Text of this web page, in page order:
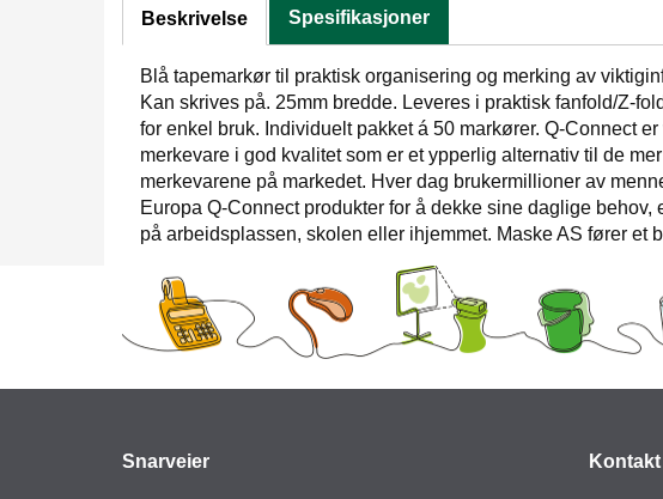
Beskrivelse Spesifikasjoner
Blå tapemarkør til praktisk organisering og merking av
Kan skrives på. 25mm bredde. Leveres i praktisk fanfold/Z-
for enkel bruk. Individuelt pakket á 50 markører. Q-Connect er
merkevare i god kvalitet som er et ypperlig alternativ til de
merkevarene på markedet. Hver dag brukermillioner av
Europa Q-Connect produkter for å dekke sine daglige behov,
på arbeidsplassen, skolen eller ihjemmet. Maske AS fører et
Snarveier